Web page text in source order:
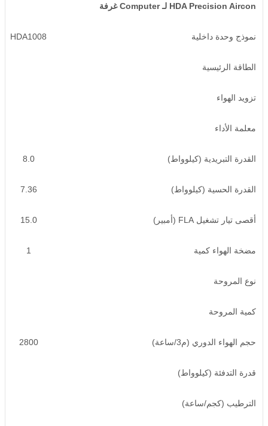
HDA Precision Aircon لـComputer غرفة
نموذج وحدة داخلية HDA1008
الطاقة الرئيسية
تزويد الهواء
معلمة الأداء
القدرة التبريدية (كيلوواط) 8.0
القدرة الحسية (كيلوواط) 7.36
أقصى تيار تشغيل FLA (أمبير) 15.0
مضخة الهواء كمية 1
نوع المروحة
كمية المروحة
حجم الهواء الدوري (م3/ساعة) 2800
قدرة التدفئة (كيلوواط)
الترطيب (كجم/ساعة)